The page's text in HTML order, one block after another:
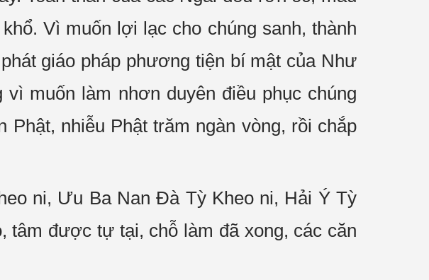
Vì muốn lợi lạc cho chúng sanh, thành
giáo pháp phương tiện bí mật của Như
muốn làm nhơn duyên điều phục chúng
nhiễu Phật trăm ngàn vòng, rồi chắp
ni, Ưu Ba Nan Đà Tỳ Kheo ni, Hải Ý Tỳ
tâm được tự tại, chỗ làm đã xong, các căn